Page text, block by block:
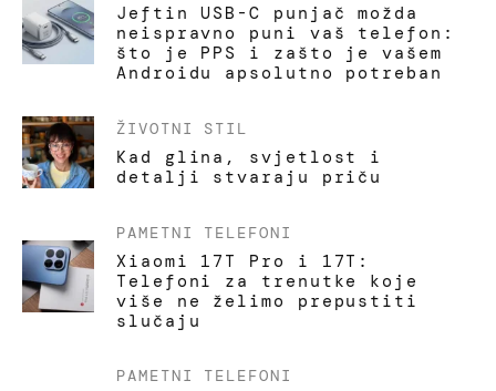
Jeftin USB-C punjač možda
neispravno puni vaš telefon:
što je PPS i zašto je vašem
Androidu apsolutno potreban
ŽIVOTNI STIL
Kad glina, svjetlost i
detalji stvaraju priču
PAMETNI TELEFONI
Xiaomi 17T Pro i 17T:
Telefoni za trenutke koje
više ne želimo prepustiti
slučaju
PAMETNI TELEFONI